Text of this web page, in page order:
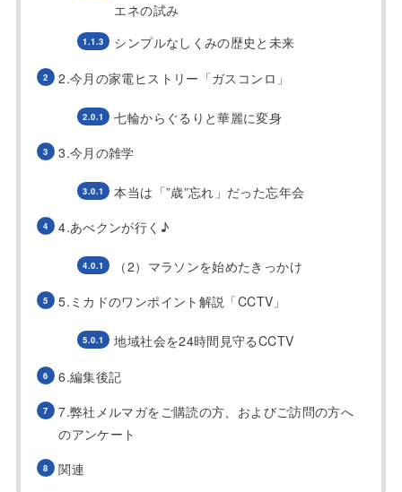
エネの試み
シンプルなしくみの歴史と未来
2.今月の家電ヒストリー「ガスコンロ」
七輪からぐるりと華麗に変身
3.今月の雑学
本当は「”歳”忘れ」だった忘年会
4.あべクンが行く♪
（2）マラソンを始めたきっかけ
5.ミカドのワンポイント解説「CCTV」
地域社会を24時間見守るCCTV
6.編集後記
7.弊社メルマガをご購読の方、およびご訪問の方へ
のアンケート
関連